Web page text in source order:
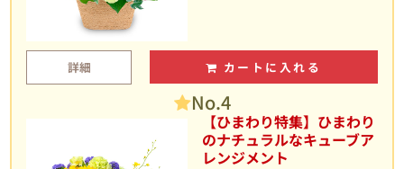
詳細 カートに入れる
No.4
【ひまわり特集】ひまわり
のナチュラルなキューブア
レンジメント